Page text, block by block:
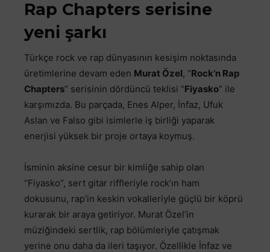
Rap Chapters serisine
yeni şarkı
Türkçe rock ve rap dünyasının kesişim noktasında
üretimlerine devam eden Murat Özel, “Rock’n Rap
Chapters” serisinin dördüncü teklisi “Fiyasko” ile
karşımızda. Bu parçada, Enes Alper, İnfaz, Ufuk
Aslan ve Falso gibi isimlerle iş birliği yaparak
enerjisi yüksek bir proje ortaya koymuş.
İsminin aksine cesur bir kimliğe sahip olan
“Fiyasko”, sert gitar riffleriyle rock’ın ham
dokusunu, rap’in keskin vokalleriyle güçlü bir köprü
kurarak bir araya getiriyor. Murat Özel’in
müziğindeki sertlik, rap bölümleriyle çatışmak
yerine onu daha da ileri taşıyor. Özellikle İnfaz ve